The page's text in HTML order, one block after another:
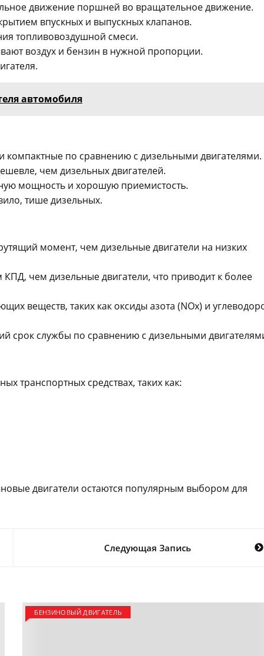
движение поршней во вращательное движение.
впускных и выпускных клапанов.
топливовоздушной смеси.
воздух и бензин в нужной пропорции.
автомобиля
компактные по сравнению с дизельными двигателями.
чем дизельных двигателей.
мощность и хорошую приемистость.
тише дизельных.
момент, чем дизельные двигатели на низких
чем дизельные двигатели, что приводит к более
веществ, таких как оксиды азота (NOx) и
срок службы по сравнению с дизельными
транспортных средствах, таких как:
двигатели остаются популярным выбором для
Следующая Запись
БЕНЗИНОВЫЙ ДВИГАТЕЛЬ